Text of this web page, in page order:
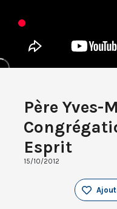
Père Yves-
Esprit
15/10/2012